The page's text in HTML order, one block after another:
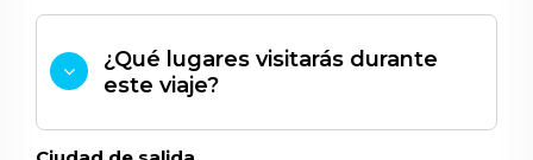
¿Qué lugares visitarás durante
este viaje?